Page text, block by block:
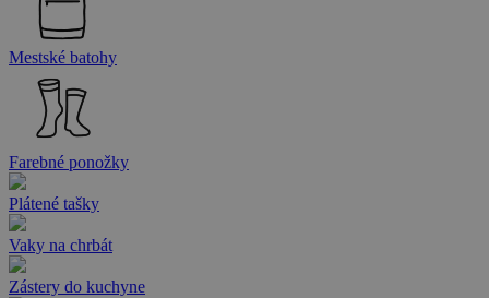
Mestské batohy
Farebné ponožky
Plátené tašky
Vaky na chrbát
Zástery do kuchyne